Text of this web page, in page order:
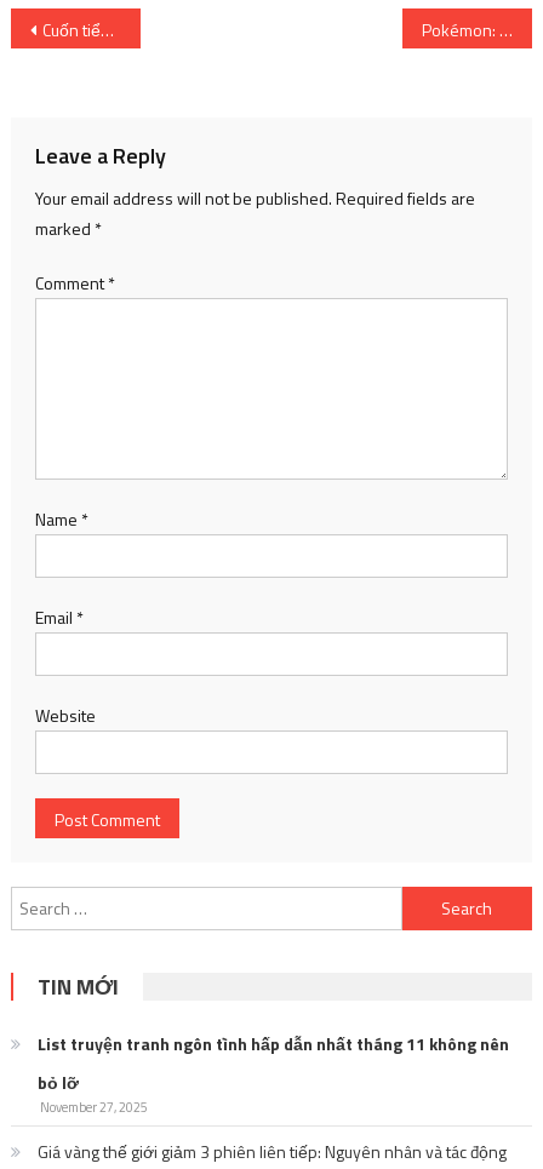
Post
Cuốn tiểu thuyết Lycoris Recoil đạt 100.000 bản dù nó chưa được phát hành Pokémon: Những thiết kế mới cứ ngày một xấu đi – Kênh Game VN
Leave a Reply
Your email address will not be published.Required fields are
marked *
Comment*
Name *
Email *
Website
Search
for:
TIN MỚI
List truyện tranh ngôn tình hấp dẫn nhất tháng 11 không nên
bỏ lỡ
November 27, 2025
Giá vàng thế giới giảm 3 phiên liên tiếp: Nguyên nhân và tác động